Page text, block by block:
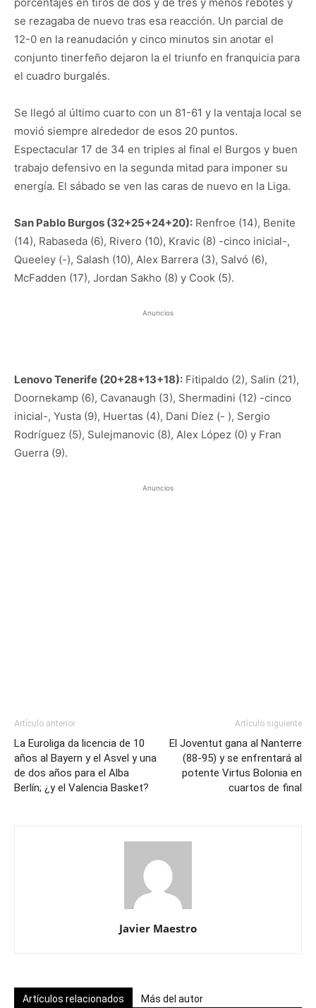
se rezagaba de nuevo tras esa reacción. Un parcial de
12-0 en la reanudación y cinco minutos sin anotar el
conjunto tinerfeño dejaron la el triunfo en franquicia para
el cuadro burgalés.
Se llegó al último cuarto con un 81-61 y la ventaja local se
movió siempre alrededor de esos 20 puntos.
Espectacular 17 de 34 en triples al final el Burgos y buen
trabajo defensivo en la segunda mitad para imponer su
energía. El sábado se ven las caras de nuevo en la Liga.
San Pablo Burgos (32+25+24+20): Renfroe (14), Benite
(14), Rabaseda (6), Rivero (10), Kravic (8) -cinco inicial-,
Queeley (-), Salash (10), Alex Barrera (3), Salvó (6),
McFadden (17), Jordan Sakho (8) y Cook (5).
Anuncios
Lenovo Tenerife (20+28+13+18): Fitipaldo (2), Salin (21),
Doornekamp (6), Cavanaugh (3), Shermadini (12) -cinco
inicial-, Yusta (9), Huertas (4), Dani Díez (- ), Sergio
Rodríguez (5), Sulejmanovic (8), Alex López (0) y Fran
Guerra (9).
Anuncios
Artículo anterior
La Euroliga da licencia de 10
años al Bayern y el Asvel y una
de dos años para el Alba
Berlín; ¿y el Valencia Basket?
Artículo siguiente
El Joventut gana al Nanterre
(88-95) y se enfrentará al
potente Virtus Bolonia en
cuartos de final
Javier Maestro
Artículos relacionados Más del autor